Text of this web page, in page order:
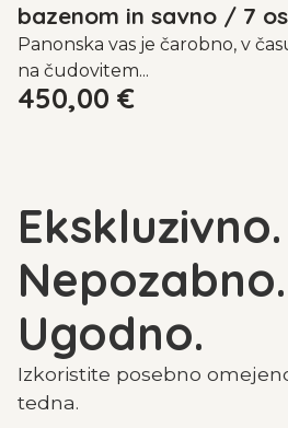
bazenom in savno / 7
Panonska vas je čarobno, v
na čudovitem...
450,00 €
Ekskluzivno.
Nepozabno.
Ugodno.
Izkoristite posebno
tedna.